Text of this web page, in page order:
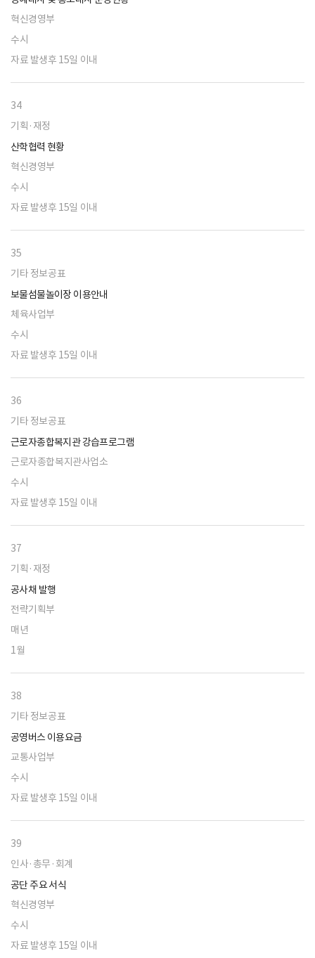
혁신경영부
수시
자료 발생후 15일 이내
34
기획·재정
산학협력 현황
혁신경영부
수시
자료 발생후 15일 이내
35
기타 정보공표
보물섬물놀이장 이용안내
체육사업부
수시
자료 발생후 15일 이내
36
기타 정보공표
근로자종합복지관 강습프로그램
근로자종합복지관사업소
수시
자료 발생후 15일 이내
37
기획·재정
공사채 발행
전략기획부
매년
1월
38
기타 정보공표
공영버스 이용요금
교통사업부
수시
자료 발생후 15일 이내
39
인사·총무·회계
공단 주요 서식
혁신경영부
수시
자료 발생후 15일 이내